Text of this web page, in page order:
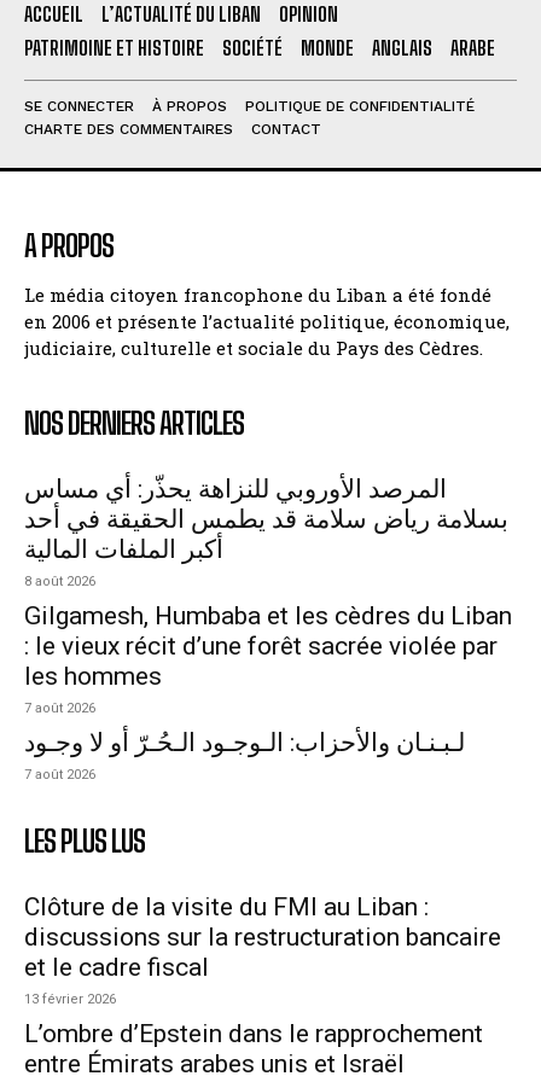
ACCUEIL L’ACTUALITÉ DU LIBAN
OPINION
PATRIMOINE ET HISTOIRE
SOCIÉTÉ MONDE ANGLAIS ARABE
SE CONNECTER À PROPOS
POLITIQUE DE CONFIDENTIALITÉ
CHARTE DES COMMENTAIRES
CONTACT
A PROPOS
Le média citoyen francophone du Liban a été fondé
en 2006 et présente l’actualité politique, économique,
judiciaire, culturelle et sociale du Pays des Cèdres.
NOS DERNIERS ARTICLES
المرصد الأوروبي للنزاهة يحذّر: أي مساس
بسلامة رياض سلامة قد يطمس الحقيقة في أحد
أكبر الملفات المالية
8 août 2026
Gilgamesh, Humbaba et les cèdres du Liban
: le vieux récit d’une forêt sacrée violée par
les hommes
7 août 2026
لـبـنـان والأحزاب: الـوجـود الـحُـرّ أو لا وجـود
7 août 2026
LES PLUS LUS
Clôture de la visite du FMI au Liban :
discussions sur la restructuration bancaire
et le cadre fiscal
13 février 2026
L’ombre d’Epstein dans le rapprochement
entre Émirats arabes unis et Israël